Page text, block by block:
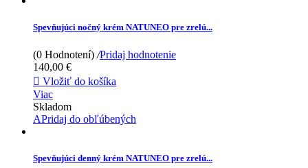
Spevňujúci nočný krém NATUNEO pre zrelú...
(0 Hodnotení) /Pridaj hodnotenie
140,00 €
 Vložiť do košíka
Viac
Skladom
APridaj do obľúbených
Spevňujúci denný krém NATUNEO pre zrelú...